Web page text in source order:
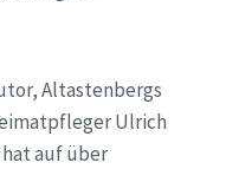
Altastenbergs
Ulrich
hat auf über